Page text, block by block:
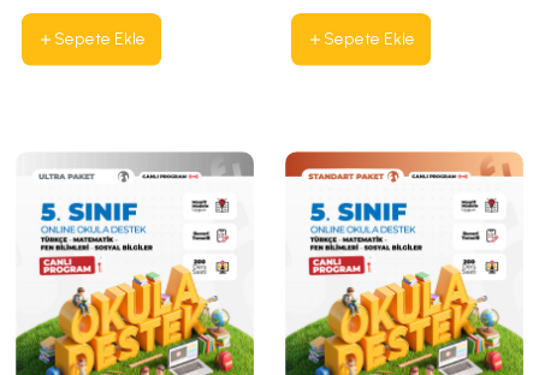
Sepete Ekle Sepete Ekle